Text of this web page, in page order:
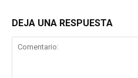
DEJA UNA RESPUESTA